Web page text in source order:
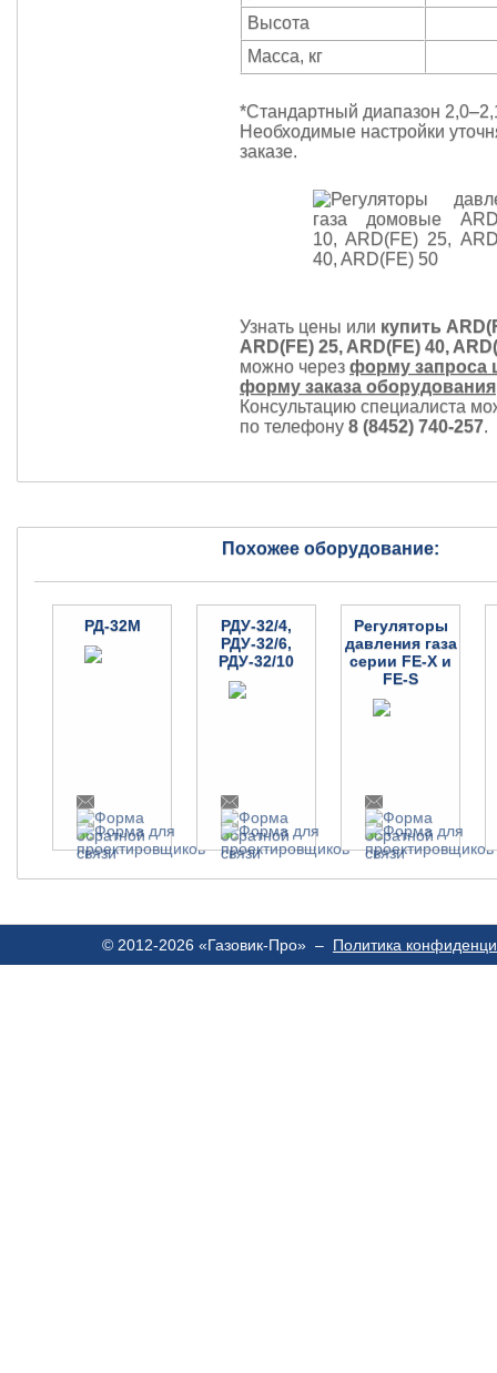
Высота
Масса, кг
*Стандартный диапазон
Необходимые настройки
заказе.
Узнать цены или купить
ARD(FE) 25, ARD(FE) 40,
можно через форму запроса
форму заказа оборудования
Консультацию специалиста
по телефону 8 (8452) 740-257.
Похожее оборудование:
РД-32М
РДУ-32/4,
РДУ-32/6,
РДУ-32/10
Регуляторы
давления газа
серии FE-X и
FE-S
© 2012-2026 «Газовик-Про» – Политика